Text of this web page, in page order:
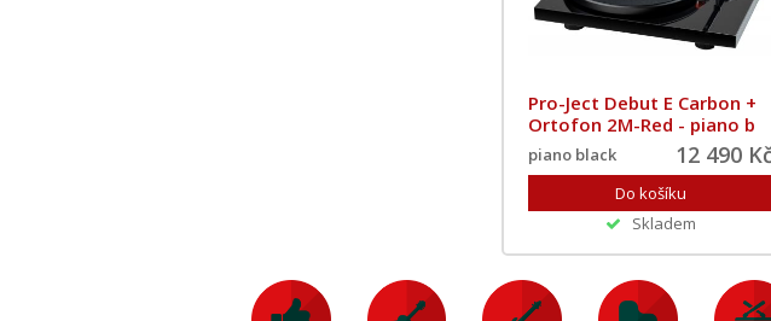
Pro-Ject Debut E Carbon +
Ortofon 2M-Red - piano b
piano black 12 490
Skladem